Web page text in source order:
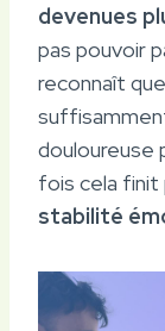
devenues
pas pouvoir
reconnaît
douloureuse
fois cela finit
stabilité